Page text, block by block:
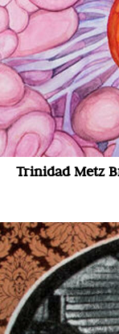
Trinidad Metz